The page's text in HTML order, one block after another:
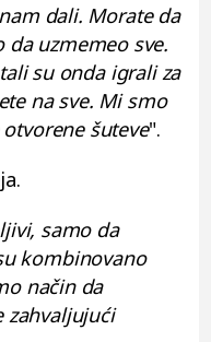
dali. Morate da
uzmemeo sve.
su onda igrali za
na sve. Mi smo
šuteve".
samo da
kombinovano
način da
zahvaljujući